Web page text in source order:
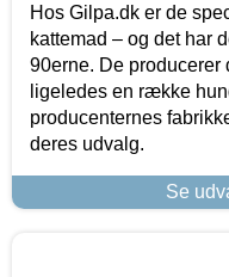
Hos Gilpa.dk er de
kattemad – og det har
90erne. De producerer
ligeledes en række
producenternes
deres udvalg.
Se